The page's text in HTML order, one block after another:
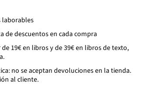
laborables
de descuentos en cada compra
19€ en libros y de 39€ en libros de texto,
no se aceptan devoluciones en la tienda.
al cliente.